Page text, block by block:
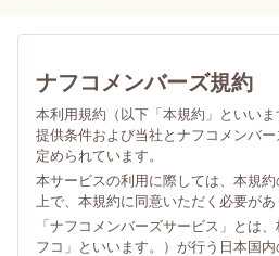
ナフコメンバーズ規約
本利用規約（以下「本規約」といい
提供条件および当社とナフコメンバ
定められています。
本サービスの利用に際しては、本規
上で、本規約に同意いただく必要があ
「ナフコメンバーズサービス」とは
フコ」といいます。）が行う日本国